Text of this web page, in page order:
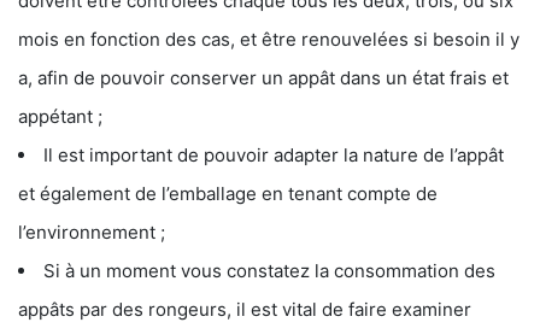
mois en fonction des cas, et être renouvelées si besoin il y
a, afin de pouvoir conserver un appât dans un état frais et
appétant ;
Il est important de pouvoir adapter la nature de l’appât
et également de l’emballage en tenant compte de
l’environnement ;
Si à un moment vous constatez la consommation des
appâts par des rongeurs, il est vital de faire examiner